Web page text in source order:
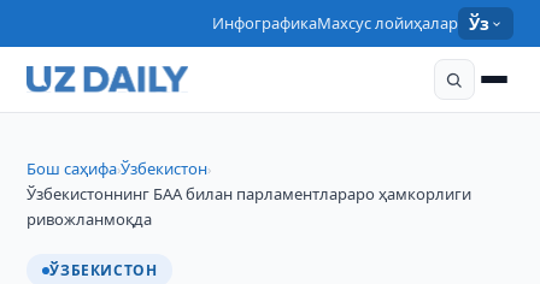
ИнфографикаМахсус лойиҳалар Ўз
Бош саҳифа›Ўзбекистон›
Ўзбекистоннинг БАА билан парламентлараро ҳамкорлиги
ривожланмоқда
ЎЗБЕКИСТОН